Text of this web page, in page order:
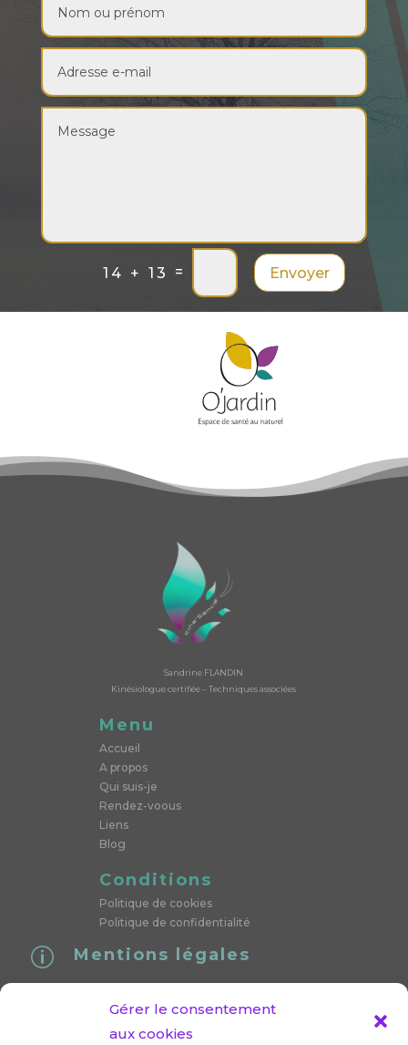
Gérer le consentement
aux cookies
14 + 13 = Envoyer
Sandrine FLANDIN
Kinésiologue certifiée – Techniques associées
Menu
Accueil
A propos
Qui suis-je
Rendez-voous
Liens
Blog
Conditions
Politique de cookies
Politique de confidentialité
p Mentions légales
SIRET : 89375824300024